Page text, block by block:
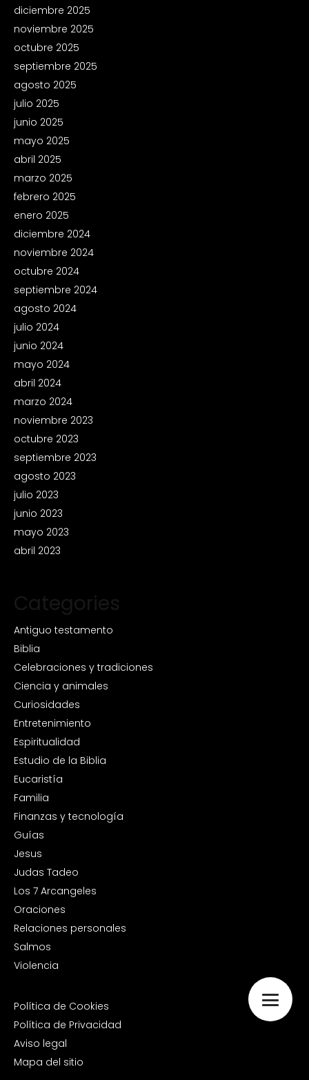
diciembre 2025
noviembre 2025
octubre 2025
septiembre 2025
agosto 2025
julio 2025
junio 2025
mayo 2025
abril 2025
marzo 2025
febrero 2025
enero 2025
diciembre 2024
noviembre 2024
octubre 2024
septiembre 2024
agosto 2024
julio 2024
junio 2024
mayo 2024
abril 2024
marzo 2024
noviembre 2023
octubre 2023
septiembre 2023
agosto 2023
julio 2023
junio 2023
mayo 2023
abril 2023
Categories
Antiguo testamento
Biblia
Celebraciones y tradiciones
Ciencia y animales
Curiosidades
Entretenimiento
Espiritualidad
Estudio de la Biblia
Eucaristía
Familia
Finanzas y tecnología
Guías
Jesus
Judas Tadeo
Los 7 Arcangeles
Oraciones
Relaciones personales
Salmos
Violencia
Política de Cookies
Política de Privacidad
Aviso legal
Mapa del sitio